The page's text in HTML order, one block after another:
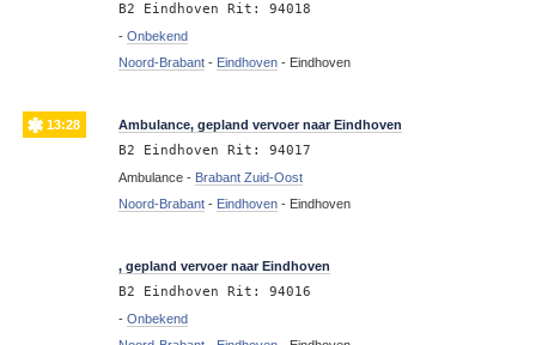
B2 Eindhoven Rit: 94018
- Onbekend
Noord-Brabant- Eindhoven- Eindhoven
13:28 Ambulance, gepland vervoer naar Eindhoven
B2 Eindhoven Rit: 94017
Ambulance - Brabant Zuid-Oost
Noord-Brabant- Eindhoven- Eindhoven
, gepland vervoer naar Eindhoven
B2 Eindhoven Rit: 94016
- Onbekend